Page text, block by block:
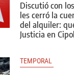
Discutió con
les cerró la
del alquiler:
Justicia en
TEMPORAL